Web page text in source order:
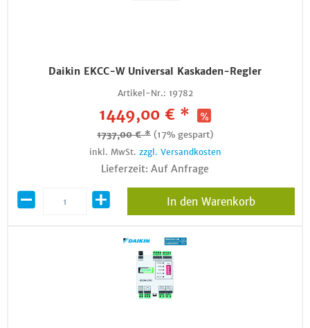
Daikin EKCC-W Universal Kaskaden-Regler
Artikel-Nr.: 19782
1449,00 € *
1737,00 € * (17% gespart)
inkl. MwSt. zzgl. Versandkosten
Lieferzeit: Auf Anfrage
In den Warenkorb